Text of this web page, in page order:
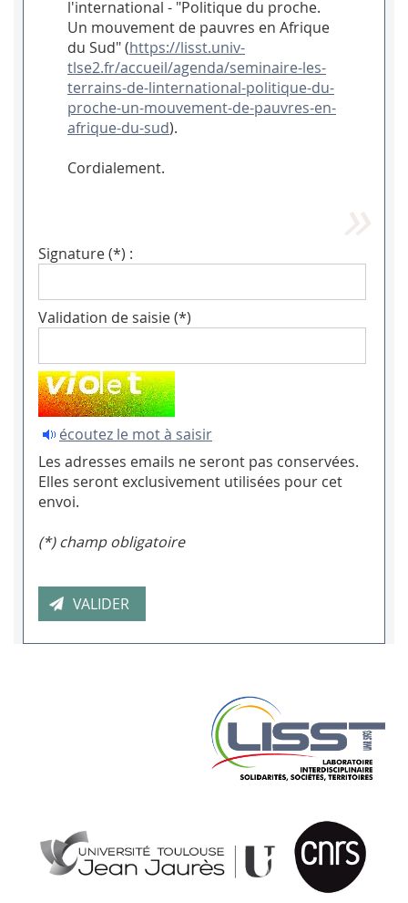
l'international - "Politique du proche.
Un mouvement de pauvres en Afrique
du Sud" (https://lisst.univ-
tlse2.fr/accueil/agenda/seminaire-les-
terrains-de-linternational-politique-du-
proche-un-mouvement-de-pauvres-en-
afrique-du-sud).
Cordialement.
Signature (*) :
Validation de saisie (*)
écoutez le mot à saisir
Les adresses emails ne seront pas conservées.
Elles seront exclusivement utilisées pour cet
envoi.
(*) champ obligatoire